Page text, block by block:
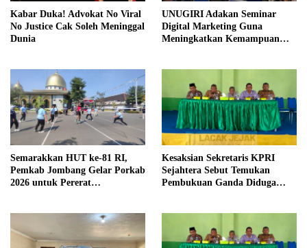
Kabar Duka! Advokat No Viral
No Justice Cak Soleh Meninggal
Dunia
UNUGIRI Adakan Seminar
Digital Marketing Guna
Meningkatkan Kemampuan
Semarakkan HUT ke-81 RI,
Pemkab Jombang Gelar Porkab
2026 untuk Pererat
Kesaksian Sekretaris KPRI
Sejahtera Sebut Temukan
Pembukuan Ganda Diduga